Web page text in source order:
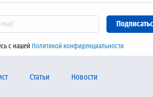
с нашей Политикой конфиденциальности
Статьи
Новости